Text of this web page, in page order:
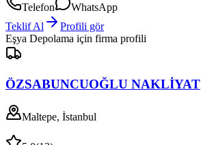
Telefon
WhatsApp
Teklif Al
Profili gör
Eşya Depolama için firma profili
ÖZSABUNCUOĞLU NAKLİYAT
Maltepe, İstanbul